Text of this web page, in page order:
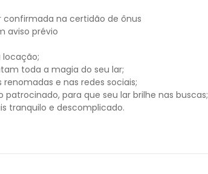
na certidão de ônus
aviso prévio
locação;
toda a magia do seu lar;
e nas redes sociais;
para que seu lar brilhe nas buscas;